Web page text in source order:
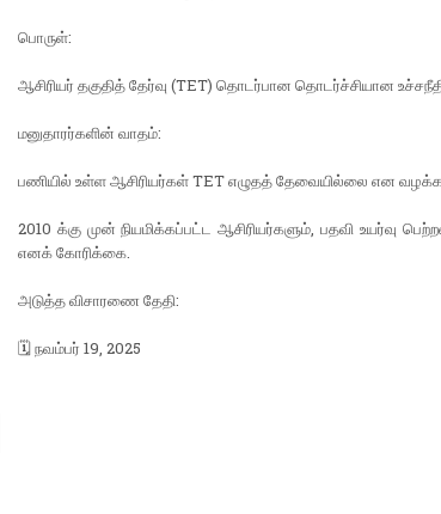
பொருள்:
ஆசிரியர் தகுதித் தேர்வு (TET) தொடர்பான தொடர்ச்சியான
மனுதாரர்களின் வாதம்:
பணியில் உள்ள ஆசிரியர்கள் TET எழுதத் தேவையில்லை என
2010 க்கு முன் நியமிக்கப்பட்ட ஆசிரியர்களும், பதவி உயர்வு
எனக் கோரிக்கை.
அடுத்த விசாரணை தேதி:
🗓️ நவம்பர் 19, 2025